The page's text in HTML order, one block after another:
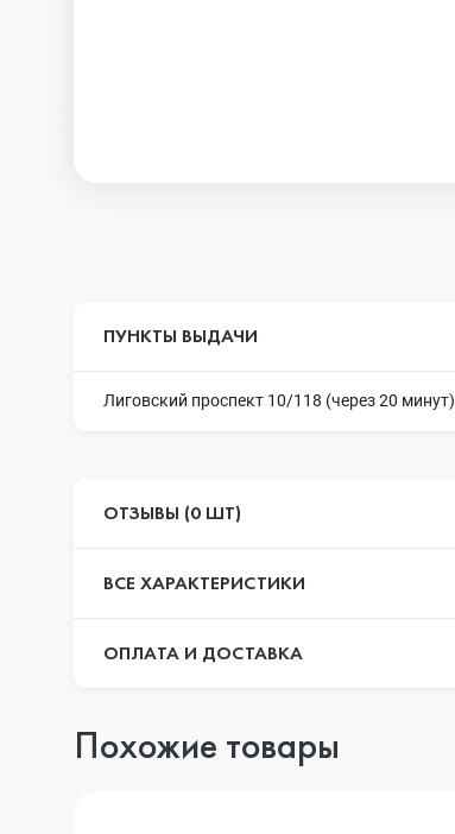
ПУНКТЫ ВЫДАЧИ
Лиговский проспект 10/118 (через 20 минут)
ОТЗЫВЫ (0 ШТ)
ВСЕ ХАРАКТЕРИСТИКИ
ОПЛАТА И ДОСТАВКА
Похожие товары